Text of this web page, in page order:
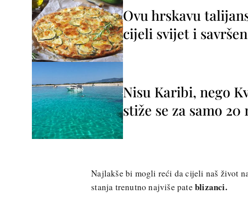
Ovu hrskavu
cijeli svijet i
Nisu Karibi, nego
stiže se za samo
Najlakše bi mogli reći da cijeli naš život
stanja trenutno najviše pate blizanci.